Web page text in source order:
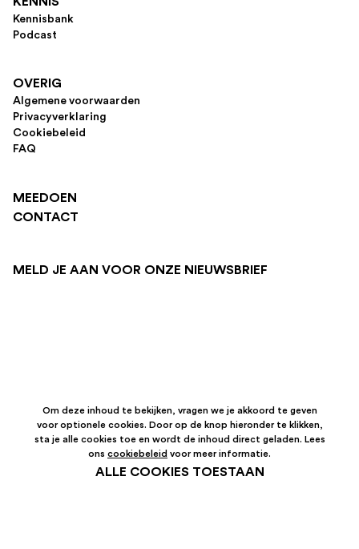
Kennisbank
Podcast
OVERIG
Algemene voorwaarden
Privacyverklaring
Cookiebeleid
FAQ
MEEDOEN
CONTACT
MELD JE AAN VOOR ONZE NIEUWSBRIEF
Om deze inhoud te bekijken, vragen we je akkoord te geven
voor optionele cookies. Door op de knop hieronder te klikken,
sta je alle cookies toe en wordt de inhoud direct geladen. Lees
ons cookiebeleid voor meer informatie.
ALLE COOKIES TOESTAAN